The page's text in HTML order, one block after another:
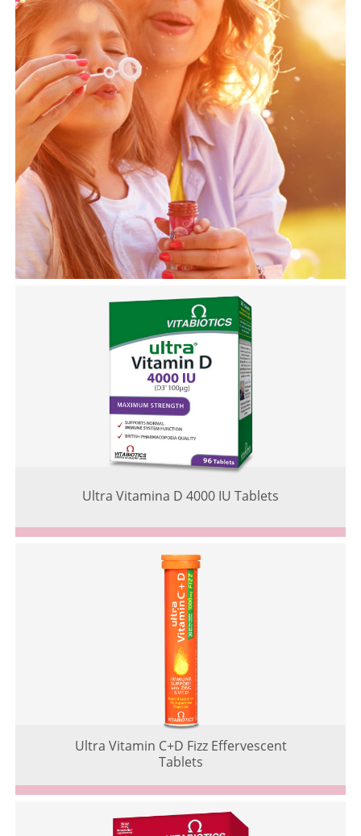
Ultra Vitamina D 4000 IU Tablets
Ultra Vitamin C+D Fizz Effervescent
Tablets